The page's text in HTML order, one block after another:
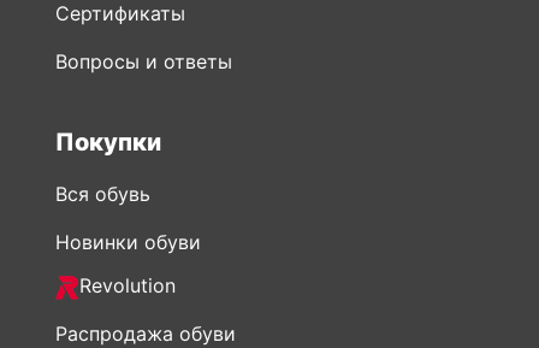
Сертификаты
Вопросы и ответы
Покупки
Вся обувь
Новинки обуви
Revolution
Распродажа обуви